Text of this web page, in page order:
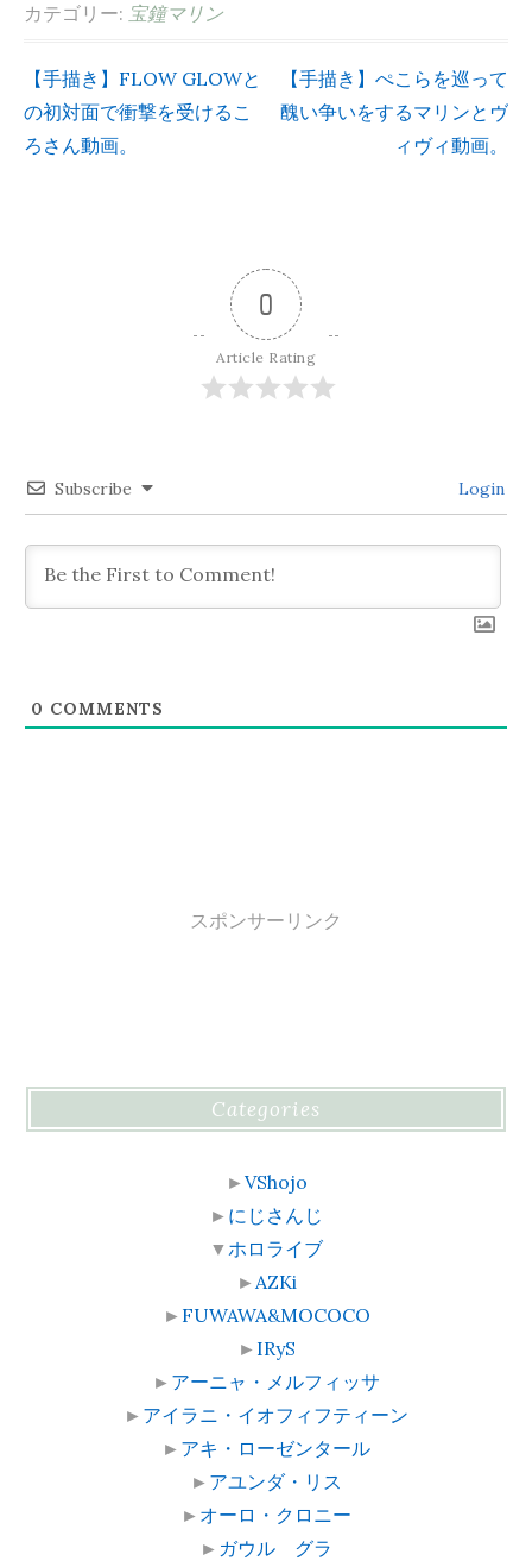
カテゴリー: 宝鐘マリン
投
稿
シ
ョ
ン
【手描き】FLOW GLOWと
の初対面で衝撃を受けるこ
ろさん動画。
【手描き】ぺこらを巡って
醜い争いをするマリンとヴ
ィヴィ動画。
0
Article Rating
Subscribe Login
0 COMMENTS
スポンサーリンク
Categories
►VShojo
► にじさんじ
▼ ホロライブ
► AZKi
► FUWAWA&MOCOCO
► IRyS
► アーニャ・メルフィッサ
► アイラニ・イオフィフティーン
► アキ・ローゼンタール
► アユンダ・リス
► オーロ・クロニー
► ガウル グラ